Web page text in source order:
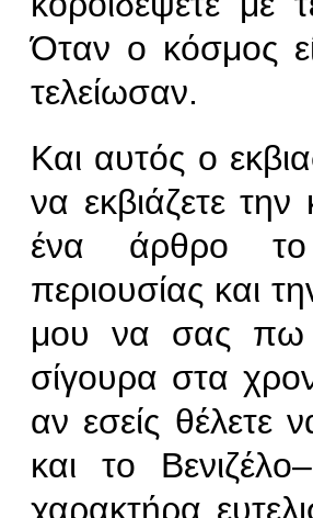
Όταν ο κόσμος
τελείωσαν.
Και αυτός ο
να εκβιάζετε
ένα άρθρο το
περιουσίας και
μου να σας πω
σίγουρα στα
αν εσείς θέλετε
και το
χαρακτήρα